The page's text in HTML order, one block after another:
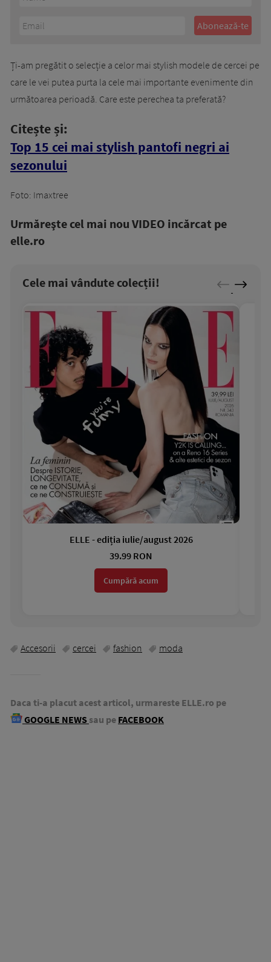
Ți-am pregătit o selecție a celor mai stylish modele de cercei pe
care le vei putea purta la cele mai importante evenimente din
următoarea perioadă. Care este perechea ta preferată?
Citește și:
Top 15 cei mai stylish pantofi negri ai
sezonului
Foto: Imaxtree
Urmăreşte cel mai nou VIDEO incărcat pe
elle.ro
Cele mai vândute colecții!
ELLE - ediția iulie/august 2026
39.99 RON
Cumpără acum
Accesorii cercei fashion moda
Daca ti-a placut acest articol, urmareste ELLE.ro pe
GOOGLE NEWS sau pe FACEBOOK